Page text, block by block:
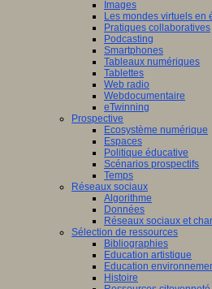
Images
Les mondes virtuels en
Pratiques collaboratives
Podcasting
Smartphones
Tableaux numériques
Tablettes
Web radio
Webdocumentaire
eTwinning
Prospective
Ecosystème numérique
Espaces
Politique éducative
Scénarios prospectifs
Temps
Réseaux sociaux
Algorithme
Données
Réseaux sociaux et
Sélection de ressources
Bibliographies
Education artistique
Education
Histoire